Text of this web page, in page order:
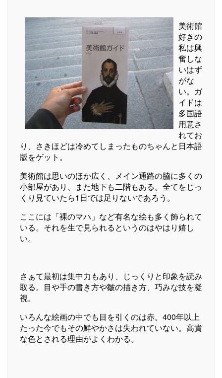
美術館
好きの
私は興
奮しな
いはず
がな
い。ガ
イドは
多国語
用意さ
れてお
り、さきほどは冷めてしまったものちゃんと日本語
版をゲット。
美術館は思いのほか広く、メイン通路の脇に多くの
小部屋があり、また地下も二階もある。全てをじっ
くり見ていたら1日では足りないであろう。
ここには「裸のマハ」など有名な絵も多く飾られて
いる。それを生で見られるというのはやはり嬉し
い。
さぁて最初は集中力もあり、じっくりと印象を読み
取る。目や手の書き方や皺の描き方、巧みな技を凝
視。
いろんな絵画の中でも目を引くのは赤。400年以上
たった今でもその鮮やかさは失われていない。高貴
な色とされる理由がよくわかる。